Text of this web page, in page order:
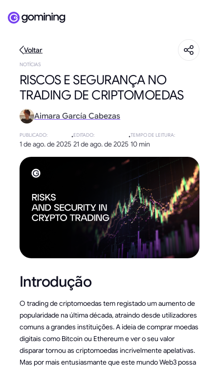
Voltar
NOTÍCIAS
RISCOS E SEGURANÇA NO
TRADING DE CRIPTOMOEDAS
Aimara García Cabezas
PUBLICADO:
1 de ago. de 2025
·EDITADO:
21 de ago. de 2025
·TEMPO DE LEITURA:
10 min
Introdução
O trading de criptomoedas tem registado um aumento de
popularidade na última década, atraindo desde utilizadores
comuns a grandes instituições. A ideia de comprar moedas
digitais como Bitcoin ou Ethereum e ver o seu valor
disparar tornou as criptomoedas incrivelmente apelativas.
Mas por mais entusiasmante que este mundo Web3 possa